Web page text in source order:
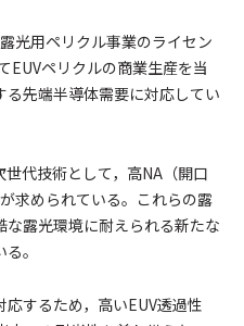
光用ペリクル事業のライセン
EUVペリクルの商業生産を当
先端半導体需要に対応してい
代技術として，高NA（開口
求められている。これらの露
露光環境に耐えられる新たな
。
するため，高いEUV透過性